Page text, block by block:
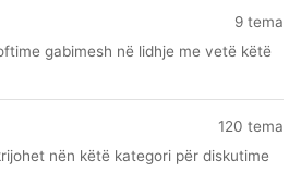
9 tema
gabimesh në lidhje me vetë këtë
120 tema
nën këtë kategori për diskutime